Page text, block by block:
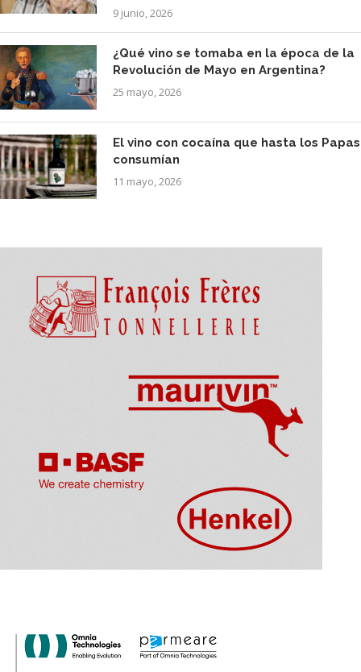
9 junio, 2026
¿Qué vino se tomaba en la época de la
Revolución de Mayo en Argentina?
25 mayo, 2026
El vino con cocaína que hasta los Papas
consumían
11 mayo, 2026